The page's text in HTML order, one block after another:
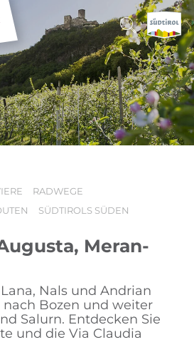
RADWEGE
SÜDTIROLS SÜDEN
Meran-
Nals und Andrian
Bozen und weiter
Salurn. Entdecken Sie
und die Via Claudia